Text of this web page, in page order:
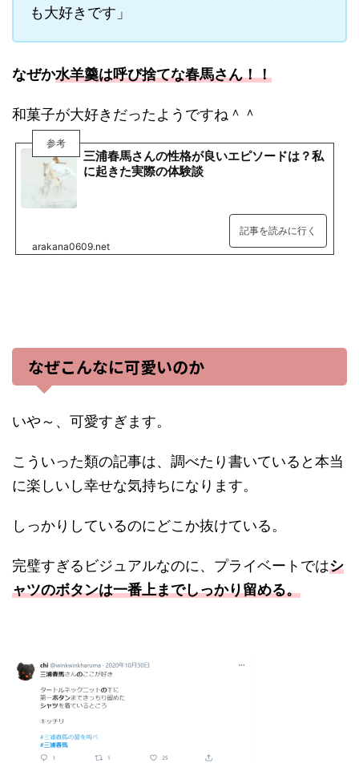
も大好きです」
なぜか水羊羹は呼び捨てな春馬さん！！
和菓子が大好きだったようですね＾＾
参考
三浦春馬さんの性格が良いエピソードは？私
に起きた実際の体験談
記事を読みに行く
arakana0609.net
なぜこんなに可愛いのか
いや～、可愛すぎます。
こういった類の記事は、調べたり書いていると本当
に楽しいし幸せな気持ちになります。
しっかりしているのにどこか抜けている。
完璧すぎるビジュアルなのに、プライベートではシ
ャツのボタンは一番上までしっかり留める。